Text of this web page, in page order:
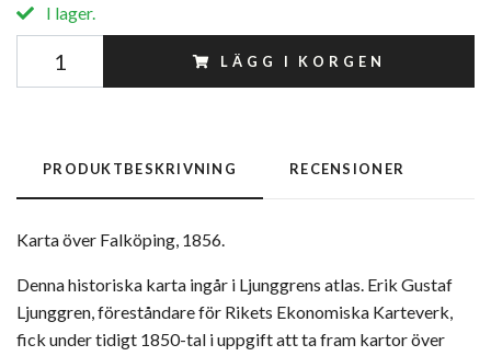
I lager.
LÄGG I KORGEN
PRODUKTBESKRIVNING RECENSIONER
Karta över Falköping, 1856.
Denna historiska karta ingår i Ljunggrens atlas. Erik Gustaf
Ljunggren, föreståndare för Rikets Ekonomiska Karteverk,
fick under tidigt 1850-tal i uppgift att ta fram kartor över